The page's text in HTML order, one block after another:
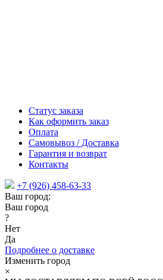
Статус заказа
Как оформить заказ
Оплата
Самовывоз / Доставка
Гарантия и возврат
Контакты
+7 (926) 458-63-33
Ваш город:
Ваш город
?
Нет
Да
Подробнее о доставке
Изменить город
×